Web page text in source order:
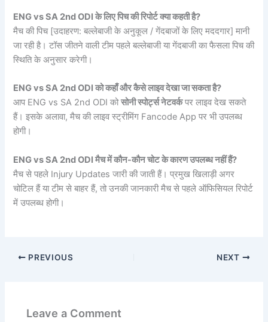
ENG vs SA 2nd ODI के लिए पिच की रिपोर्ट क्या कहती है?
मैच की पिच [उदाहरण: बल्लेबाजी के अनुकूल / गेंदबाजों के लिए मददगार] मानी
जा रही है। टॉस जीतने वाली टीम पहले बल्लेबाजी या गेंदबाजी का फैसला पिच की
स्थिति के अनुसार करेगी।
ENG vs SA 2nd ODI को कहाँ और कैसे लाइव देखा जा सकता है?
आप ENG vs SA 2nd ODI कोसोनी स्पोर्ट्स नेटवर्कपर लाइव देख सकते
हैं। इसके अलावा, मैच की लाइव स्ट्रीमिंग Fancode App पर भी उपलब्ध
होगी।
ENG vs SA 2nd ODI मैच में कौन-कौन चोट के कारण उपलब्ध नहीं हैं?
मैच से पहले Injury Updates जारी की जाती हैं। प्रमुख खिलाड़ी अगर
चोटिल हैं या टीम से बाहर हैं, तो उनकी जानकारी मैच से पहले ऑफिसियल रिपोर्ट
में उपलब्ध होगी।
PREVIOUS NEXT
Leave a Comment